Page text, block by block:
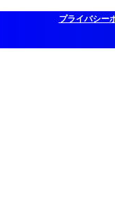
プライバシー